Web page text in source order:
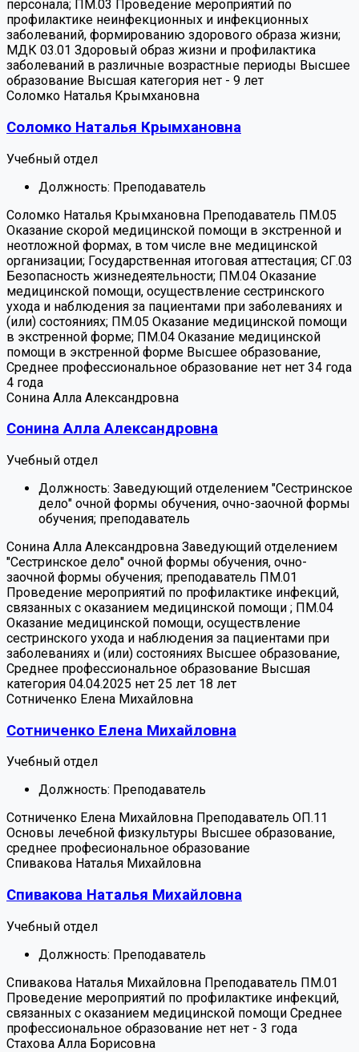
персонала; ПМ.03 Проведение мероприятий по
профилактике неинфекционных и инфекционных
заболеваний, формированию здорового образа жизни;
МДК 03.01 Здоровый образ жизни и профилактика
заболеваний в различные возрастные периоды Высшее
образование Высшая категория нет - 9 лет
Соломко Наталья Крымхановна
Соломко Наталья Крымхановна
Учебный отдел
Должность: Преподаватель
Соломко Наталья Крымхановна Преподаватель ПМ.05
Оказание скорой медицинской помощи в экстренной и
неотложной формах, в том числе вне медицинской
организации; Государственная итоговая аттестация; СГ.03
Безопасность жизнедеятельности; ПМ.04 Оказание
медицинской помощи, осуществление сестринского
ухода и наблюдения за пациентами при заболеваниях и
(или) состояниях; ПМ.05 Оказание медицинской помощи
в экстренной форме; ПМ.04 Оказание медицинской
помощи в экстренной форме Высшее образование,
Среднее профессиональное образование нет нет 34 года
4 года
Сонина Алла Александровна
Сонина Алла Александровна
Учебный отдел
Должность: Заведующий отделением "Сестринское
дело" очной формы обучения, очно-заочной формы
обучения; преподаватель
Сонина Алла Александровна Заведующий отделением
"Сестринское дело" очной формы обучения, очно-
заочной формы обучения; преподаватель ПМ.01
Проведение мероприятий по профилактике инфекций,
связанных с оказанием медицинской помощи ; ПМ.04
Оказание медицинской помощи, осуществление
сестринского ухода и наблюдения за пациентами при
заболеваниях и (или) состояниях Высшее образование,
Среднее профессиональное образование Высшая
категория 04.04.2025 нет 25 лет 18 лет
Сотниченко Елена Михайловна
Сотниченко Елена Михайловна
Учебный отдел
Должность: Преподаватель
Сотниченко Елена Михайловна Преподаватель ОП.11
Основы лечебной физкультуры Высшее образование,
среднее професиональное образование
Спивакова Наталья Михайловна
Спивакова Наталья Михайловна
Учебный отдел
Должность: Преподаватель
Спивакова Наталья Михайловна Преподаватель ПМ.01
Проведение мероприятий по профилактике инфекций,
связанных с оказанием медицинской помощи Среднее
профессиональное образование нет нет - 3 года
Стахова Алла Борисовна